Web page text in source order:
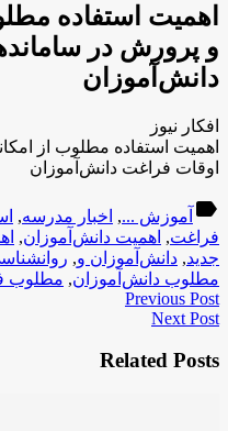
اهمیت استفاده
و پرورش در
دانش‌آموزان
افکار نیوز
اهمیت استفاده مطلوب از
اوقات فراغت دانش‌آموزان
label آموزش ..., اخبار مدرسه,
فراغت, اهمیت دانش‌آموزان,
جدید, دانش‌آموزان و,
مطلوب دانش‌آموزان, مطلوب
Previous Post
Next Post
Related Posts